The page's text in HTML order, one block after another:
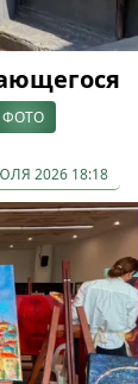
ФОТО
2026 18:18